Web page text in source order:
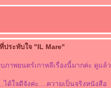
ประทับใจ "IL Mare"
าพยนตร์เกาหลีเรื่องนี้มากค่ะ ดูแล้ว
ได้ใจดีจังค่ะ....ความเป็นจริงหนังสือ